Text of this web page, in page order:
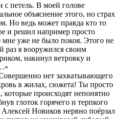
с петель. В моей голове
объяснение этого, но страх
Но ведь может правда кто то
и решил например просто
уже не было покоя. Этого не
я вооружился своим
накинул ветровку и
нет захватывающего
в жилах, сюжета! Ты просто
происходят непонятно
глоток горячего и терпкого
Новиков нервно поёрзал